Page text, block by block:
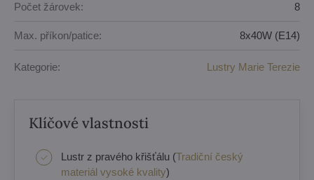
Počet žárovek: 8
Max. příkon/patice: 8x40W (E14)
Kategorie: Lustry Marie Terezie
Klíčové vlastnosti
Lustr z pravého křišťálu (Tradiční český
materiál vysoké kvality)